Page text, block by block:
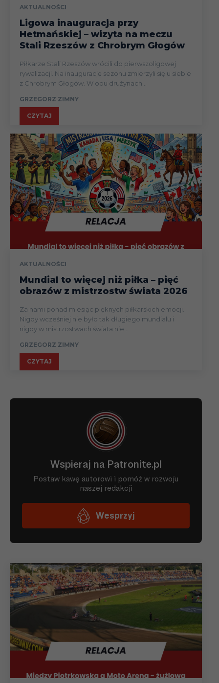
AKTUALNOŚCI
Ligowa inauguracja przy
Hetmańskiej – wizyta na meczu
Stali Rzeszów z Chrobrym Głogów
Piłkarze Stali Rzeszów wrócili do pierwszoligowej
rywalizacji. Na inaugurację sezonu zmierzyli się u siebie
z Chrobrym Głogów. W obu drużynach...
GRZEGORZ ZIMNY
CZYTAJ
AKTUALNOŚCI
Mundial to więcej niż piłka – pięć
obrazów z mistrzostw świata 2026
Za nami ponad miesiąc pięknych piłkarskich emocji.
Nigdy wcześniej nie było tak długiego mundialu i
nigdy w mistrzostwach świata nie...
GRZEGORZ ZIMNY
CZYTAJ